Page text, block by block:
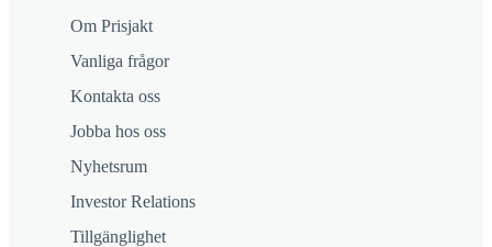
Om Prisjakt
Vanliga frågor
Kontakta oss
Jobba hos oss
Nyhetsrum
Investor Relations
Tillgänglighet